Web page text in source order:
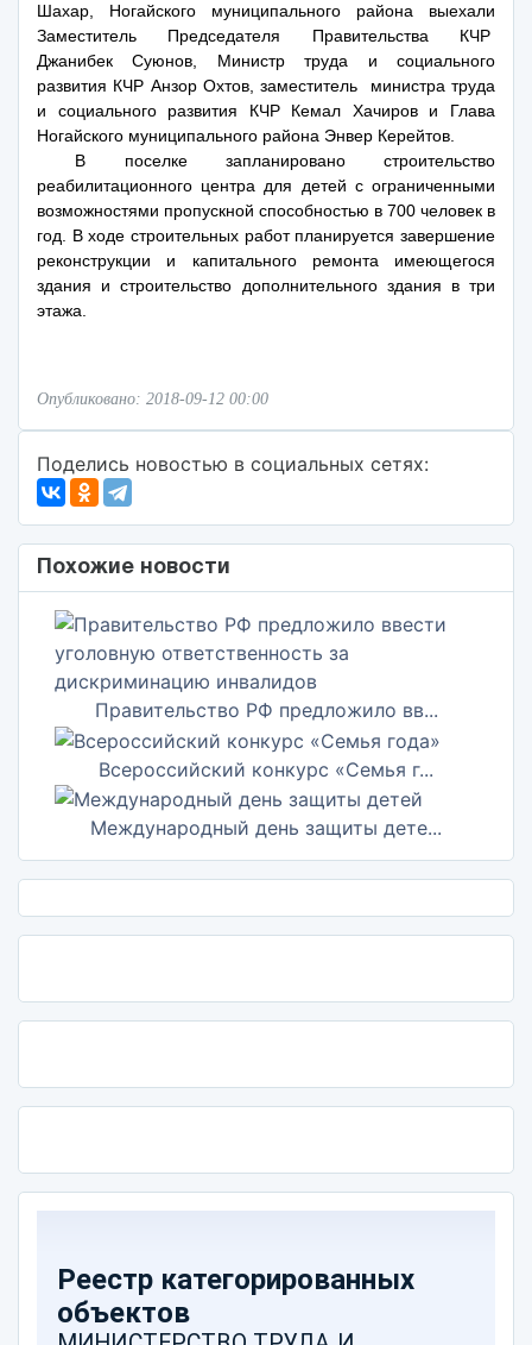
Шахар, Ногайского муниципального района выехали
Заместитель Председателя Правительства КЧР
Джанибек Суюнов, Министр труда и социального
развития КЧР Анзор Охтов, заместитель министра труда
и социального развития КЧР Кемал Хачиров и Глава
Ногайского муниципального района Энвер Керейтов.
В поселке запланировано строительство
реабилитационного центра для детей с ограниченными
возможностями пропускной способностью в 700 человек в
год. В ходе строительных работ планируется завершение
реконструкции и капитального ремонта имеющегося
здания и строительство дополнительного здания в три
этажа.
Опубликовано: 2018-09-12 00:00
Поделись новостью в социальных сетях:
Похожие новости
Правительство РФ предложило вв...
Всероссийский конкурс «Семья г...
Международный день защиты дете...